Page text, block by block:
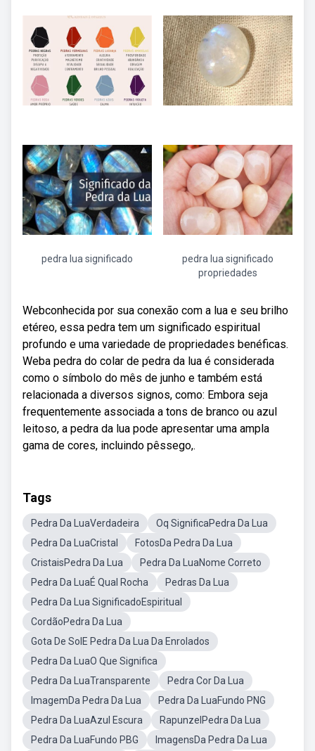
pedra lua significado
pedra lua significado
propriedades
Webconhecida por sua conexão com a lua e seu brilho
etéreo, essa pedra tem um significado espiritual
profundo e uma variedade de propriedades benéficas.
Weba pedra do colar de pedra da lua é considerada
como o símbolo do mês de junho e também está
relacionada a diversos signos, como: Embora seja
frequentemente associada a tons de branco ou azul
leitoso, a pedra da lua pode apresentar uma ampla
gama de cores, incluindo pêssego,.
Tags
Pedra Da LuaVerdadeira
Oq SignificaPedra Da Lua
Pedra Da LuaCristal
FotosDa Pedra Da Lua
CristaisPedra Da Lua
Pedra Da LuaNome Correto
Pedra Da LuaÉ Qual Rocha
Pedras Da Lua
Pedra Da Lua SignificadoEspiritual
CordãoPedra Da Lua
Gota De SolE Pedra Da Lua Da Enrolados
Pedra Da LuaO Que Significa
Pedra Da LuaTransparente
Pedra Cor Da Lua
ImagemDa Pedra Da Lua
Pedra Da LuaFundo PNG
Pedra Da LuaAzul Escura
RapunzelPedra Da Lua
Pedra Da LuaFundo PBG
ImagensDa Pedra Da Lua